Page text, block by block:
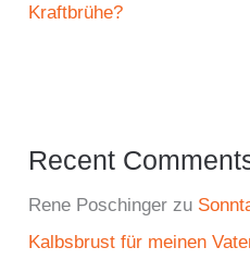
Kraftbrühe?
Recent
Rene Poschinger zu
Kalbsbrust für meinen